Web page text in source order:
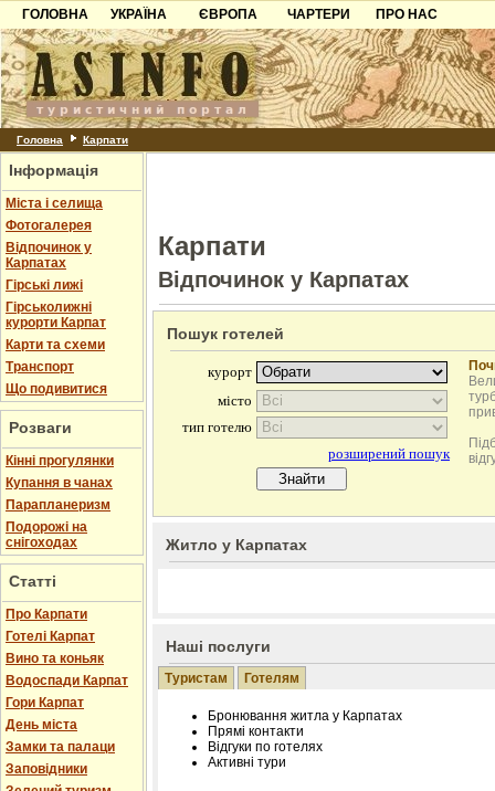
ГОЛОВНА
УКРАЇНА
Карпати
Азов
Причорноморря
Шацьк
ЄВРОПА
Чорногорія
Хорватія
Болгарія
ЧАРТЕРИ
ПРО НАС
Контакти
Партнерам
Додати готель
Головна Карпати
Інформація
Міста і селища
Фотогалерея
Відпочинок у
Карпатах
Гірські лижі
Гірськолижні
курорти Карпат
Карти та схеми
Транспорт
Що подивитися
Розваги
Кінні прогулянки
Купання в чанах
Парапланеризм
Подорожі на
снігоходах
Статті
Про Карпати
Готелі Карпат
Вино та коньяк
Водоспади Карпат
Гори Карпат
День міста
Замки та палаци
Заповідники
Карпати
Відпочинок у Карпатах
Пошук готелей
Житло у Карпатах
Наші послуги
Туристам Готелям
Бронювання житла у Карпатах
Прямі контакти
Відгуки по готелях
Активні тури